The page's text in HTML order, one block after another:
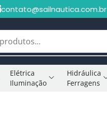
contato@sailnautica.com.br
Elétrica
Iluminação
Hidráulica
Ferragens